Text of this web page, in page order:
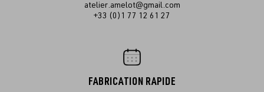
atelier.amelot@gmail.com
+33 (0)1 77 12 61 27
FABRICATION RAPIDE